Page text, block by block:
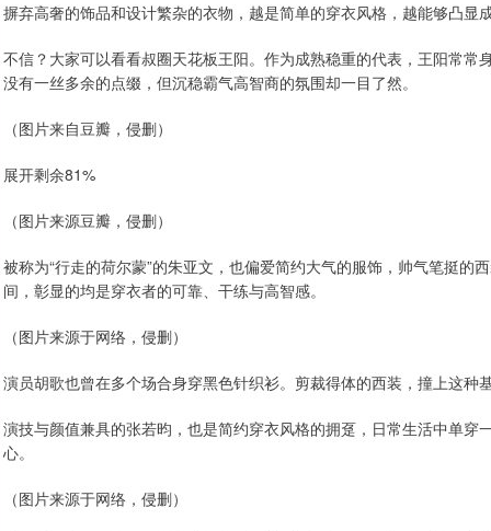
摒弃高奢的饰品和设计繁杂的衣物，越是简单的穿衣风格，越能够凸显
不信？大家可以看看叔圈天花板王阳。作为成熟稳重的代表，王阳常
没有一丝多余的点缀，但沉稳霸气高智商的氛围却一目了然。
（图片来自豆瓣，侵删）
展开剩余81%
（图片来源豆瓣，侵删）
被称为“行走的荷尔蒙”的朱亚文，也偏爱简约大气的服饰，帅气笔挺的
间，彰显的均是穿衣者的可靠、干练与高智感。
（图片来源于网络，侵删）
演员胡歌也曾在多个场合身穿黑色针织衫。剪裁得体的西装，撞上这种
演技与颜值兼具的张若昀，也是简约穿衣风格的拥趸，日常生活中单穿
心。
（图片来源于网络，侵删）